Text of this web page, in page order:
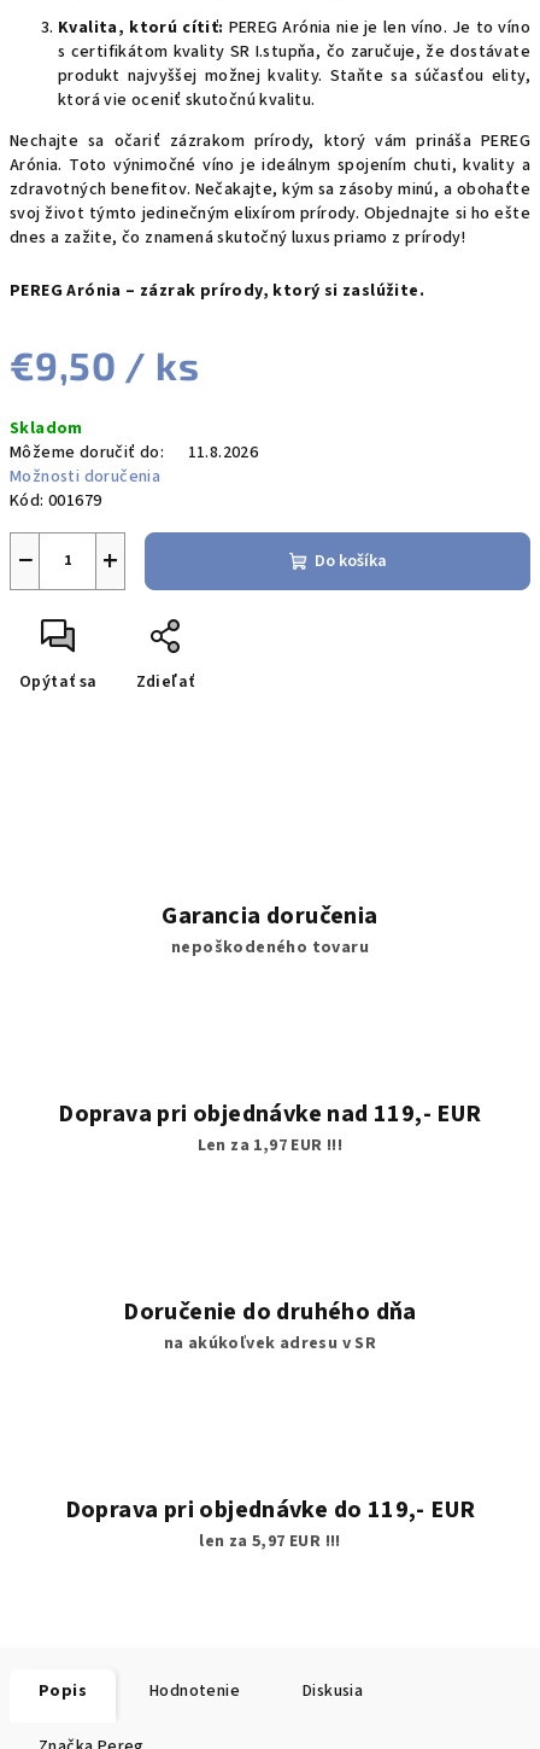
Kvalita, ktorú cítiť: PEREG Arónia nie je len víno. Je to víno
s certifikátom kvality SR I.stupňa, čo zaručuje, že dostávate
produkt najvyššej možnej kvality. Staňte sa súčasťou elity,
ktorá vie oceniť skutočnú kvalitu.
Nechajte sa očariť zázrakom prírody, ktorý vám prináša PEREG
Arónia. Toto výnimočné víno je ideálnym spojením chuti, kvality a
zdravotných benefitov. Nečakajte, kým sa zásoby minú, a obohaťte
svoj život týmto jedinečným elixírom prírody. Objednajte si ho ešte
dnes a zažite, čo znamená skutočný luxus priamo z prírody!
PEREG Arónia – zázrak prírody, ktorý si zaslúžite.
€9,50 / ks
cena:
Skladom
Môžeme doručiť do:
11.8.2026
Možnosti doručenia
Kód: 001679
+
− Do košíka
Opýtať sa Zdieľať
Garancia doručenia
nepoškodeného tovaru
Doprava pri objednávke nad 119,- EUR
Len za 1,97 EUR !!!
Doručenie do druhého dňa
na akúkoľvek adresu v SR
Doprava pri objednávke do 119,- EUR
len za 5,97 EUR !!!
Popis Hodnotenie Diskusia